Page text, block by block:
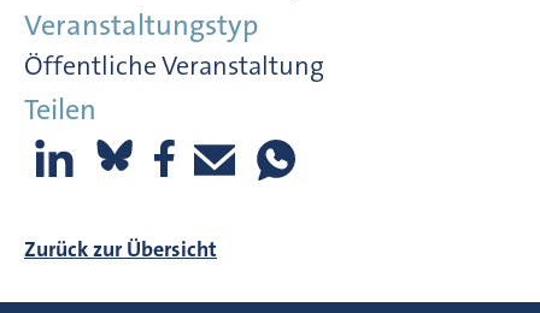
Veranstaltungstyp
Öffentliche Veranstaltung
Teilen
Zurück zur Übersicht